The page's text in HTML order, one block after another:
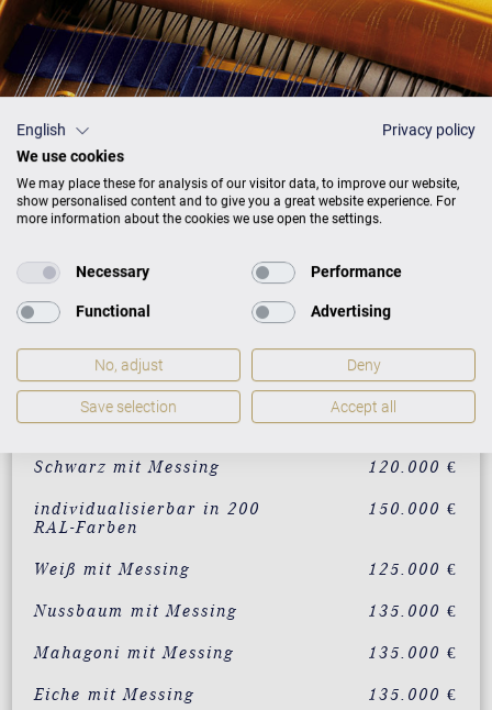
Preisliste
AUSFÜHRUNG PREISE
Schwarz mit Messing 120.000 €
individualisierbar in 200
RAL-Farben
150.000 €
Weiß mit Messing 125.000 €
Nussbaum mit Messing 135.000 €
Mahagoni mit Messing 135.000 €
Eiche mit Messing 135.000 €
English
Privacy policy
We use cookies
We may place these for analysis of our visitor data, to improve our website,
show personalised content and to give you a great website experience. For
more information about the cookies we use open the settings.
Necessary Performance
Functional Advertising
No, adjust Deny
Save selection Accept all